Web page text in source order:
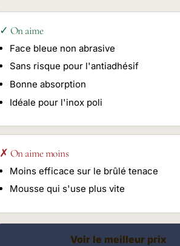
✓ On aime
Face bleue non abrasive
Sans risque pour l'antiadhésif
Bonne absorption
Idéale pour l'inox poli
✗ On aime moins
Moins efficace sur le brûlé tenace
Mousse qui s'use plus vite
Voir le meilleur prix